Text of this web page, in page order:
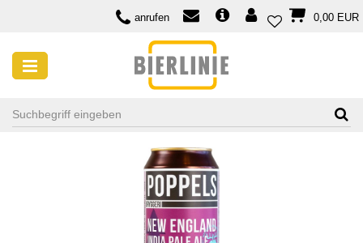
anrufen 0,00 EUR